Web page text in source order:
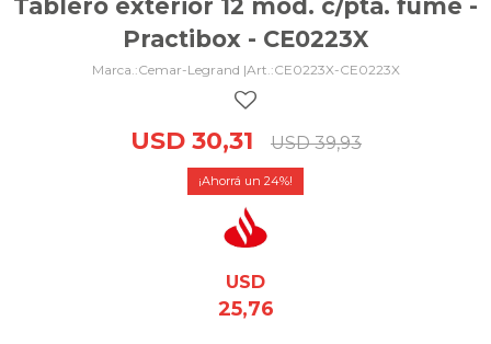
Tablero exterior 12 mód. c/pta. fumé -
Practibox - CE0223X
Cemar-Legrand | CE0223X-CE0223X
USD 30,31 USD 39,93
24
USD
25,76